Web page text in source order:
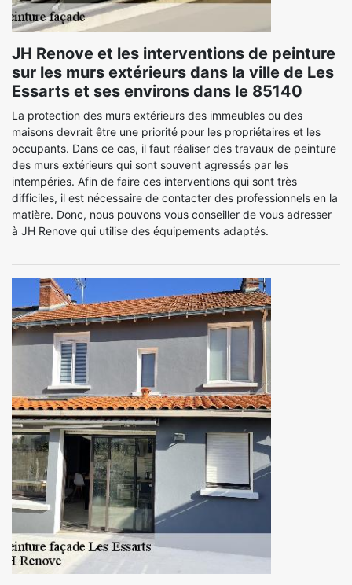
JH Renove et les interventions de peinture
sur les murs extérieurs dans la ville de Les
Essarts et ses environs dans le 85140
La protection des murs extérieurs des immeubles ou des
maisons devrait être une priorité pour les propriétaires et les
occupants. Dans ce cas, il faut réaliser des travaux de peinture
des murs extérieurs qui sont souvent agressés par les
intempéries. Afin de faire ces interventions qui sont très
difficiles, il est nécessaire de contacter des professionnels en la
matière. Donc, nous pouvons vous conseiller de vous adresser
à JH Renove qui utilise des équipements adaptés.